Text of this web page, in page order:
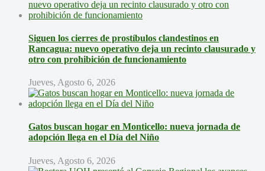
Siguen los cierres de prostíbulos clandestinos en
Rancagua: nuevo operativo deja un recinto clausurado y
otro con prohibición de funcionamiento
Jueves, Agosto 6, 2026
Gatos buscan hogar en Monticello: nueva jornada de
adopción llega en el Día del Niño
Jueves, Agosto 6, 2026